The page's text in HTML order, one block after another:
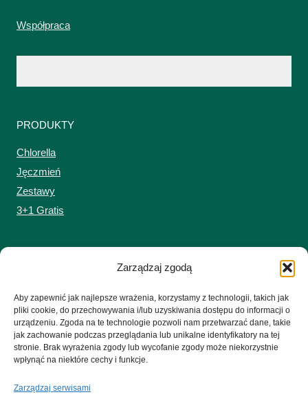
Zarządzaj zgodą
Aby zapewnić jak najlepsze wrażenia, korzystamy z technologii, takich jak
pliki cookie, do przechowywania i/lub uzyskiwania dostępu do informacji o
urządzeniu. Zgoda na te technologie pozwoli nam przetwarzać dane, takie
jak zachowanie podczas przeglądania lub unikalne identyfikatory na tej
stronie. Brak wyrażenia zgody lub wycofanie zgody może niekorzystnie
wpłynąć na niektóre cechy i funkcje.
Zarządzaj serwisami
Współpraca
PRODUKTY
Chlorella
Jęczmień
Zestawy
3+1 Gratis
Koszyk
© 2026 Czyste-Zielonki.pl Firma nie oferuje świadczeń zdrowotnych ani